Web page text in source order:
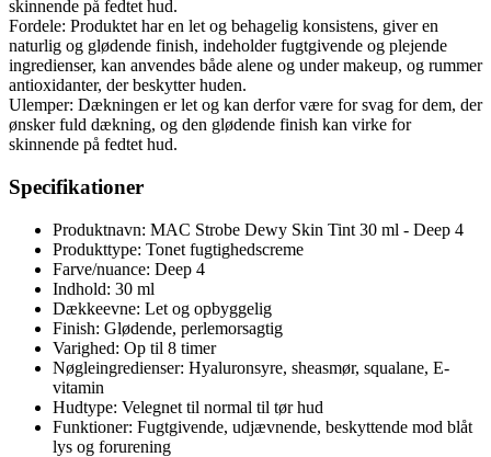
skinnende på fedtet hud.
Fordele: Produktet har en let og behagelig konsistens, giver en
naturlig og glødende finish, indeholder fugtgivende og plejende
ingredienser, kan anvendes både alene og under makeup, og rummer
antioxidanter, der beskytter huden.
Ulemper: Dækningen er let og kan derfor være for svag for dem, der
ønsker fuld dækning, og den glødende finish kan virke for
skinnende på fedtet hud.
Specifikationer
Produktnavn: MAC Strobe Dewy Skin Tint 30 ml - Deep 4
Produkttype: Tonet fugtighedscreme
Farve/nuance: Deep 4
Indhold: 30 ml
Dækkeevne: Let og opbyggelig
Finish: Glødende, perlemorsagtig
Varighed: Op til 8 timer
Nøgleingredienser: Hyaluronsyre, sheasmør, squalane, E-
vitamin
Hudtype: Velegnet til normal til tør hud
Funktioner: Fugtgivende, udjævnende, beskyttende mod blåt
lys og forurening